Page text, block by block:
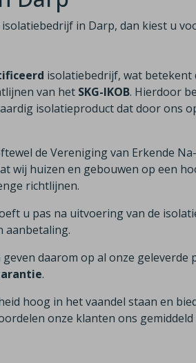
in Darp, dan kiest u
isolatiebedrijf, wat betekent
van het SKG-IKOB. Hierdoor
isolatieproduct dat door ons
de Vereniging van Erkende
wij huizen en gebouwen op een
richtlijnen.
u pas na uitvoering van de
aanbetaling.
daarom op al onze geleverde
.
hoog in het vaandel staan en
onze klanten ons gemiddeld